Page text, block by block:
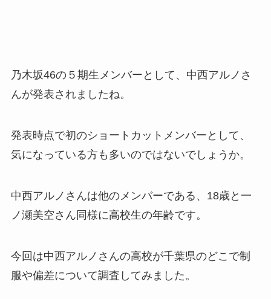
乃木坂46の５期生メンバーとして、中西アルノさ
んが発表されましたね。
発表時点で初のショートカットメンバーとして、
気になっている方も多いのではないでしょうか。
中西アルノさんは他のメンバーである、18歳と一
ノ瀬美空さん同様に高校生の年齢です。
今回は中西アルノさんの高校が千葉県のどこで制
服や偏差について調査してみました。